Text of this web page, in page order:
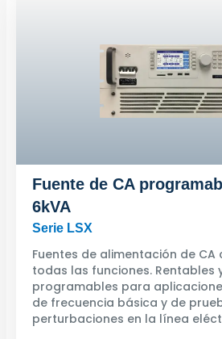
Fuente de CA
6kVA
Serie LSX
Fuentes de alimentación de
todas las funciones. Rentables
programables para
de frecuencia básica y de
perturbaciones en la línea